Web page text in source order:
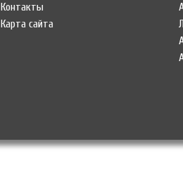
Контакты
Карта сайта